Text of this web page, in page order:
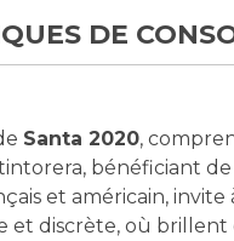
DE
Santa 2020,
bénéficiant de
et américain,
et discrète, où brillent